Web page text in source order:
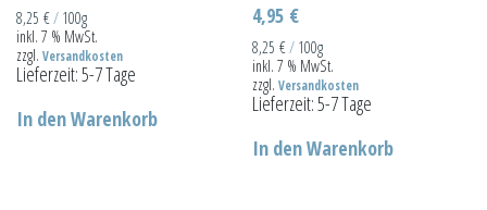
8,25 € / 100g
inkl. 7 % MwSt.
zzgl. Versandkosten
Lieferzeit:5-7 Tage
In den Warenkorb
4,95 €
8,25€ / 100g
inkl. 7 % MwSt.
zzgl.Versandkosten
Lieferzeit:5-7 Tage
In den Warenkorb